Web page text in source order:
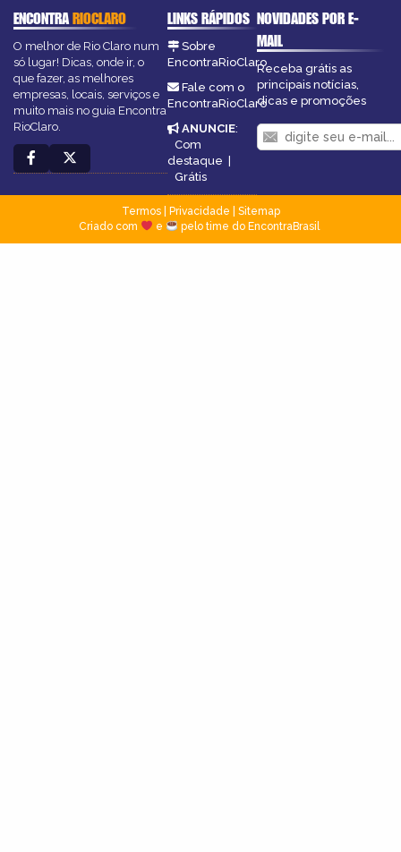
ENCONTRARIOCLARO
O melhor de Rio Claro num
só lugar! Dicas, onde ir, o
que fazer, as melhores
empresas, locais, serviços e
muito mais no guia Encontra
RioClaro.
LINKS RÁPIDOS
Sobre
EncontraRioClaro
Fale com o
EncontraRioClaro
ANUNCIE:
Com
destaque
Grátis
NOVIDADES POR E-
MAIL
Receba grátis as
principais notícias,
dicas e promoções
Termos| Privacidade
Sitemap
Criado com
e pelo time do EncontraBrasil